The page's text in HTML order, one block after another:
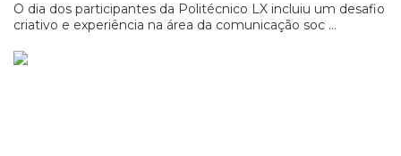
O dia dos participantes da Politécnico LX incluiu um desafio
criativo e experiência na área da comunicação soc ...